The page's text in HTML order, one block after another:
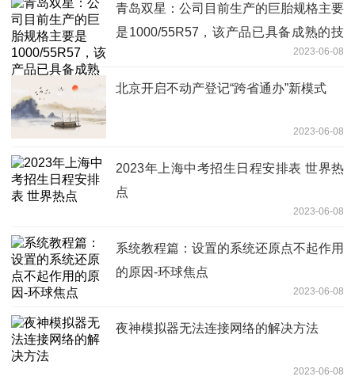
青岛双星：公司目前生产的巨胎规格主要
是1000/55R57，该产品已具备成熟的技
2023-06-08
北京开启不动产登记“跨省通办”新模式
2023-06-08
2023年上海中考招生日程安排表 世界热
点
2023-06-08
系统教程篇：设置的系统还原点不起作用
的原因-环球焦点
2023-06-08
夜神模拟器无法连接网络的解决方法
2023-06-08